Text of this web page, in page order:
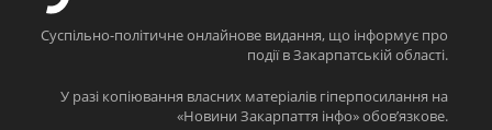
Суспільно-політичне онлайнове видання, що інформує про
події в Закарпатській області.
У разі копіювання власних матеріалів гіперпосилання на
«Новини Закарпаття інфо» обов’язкове.